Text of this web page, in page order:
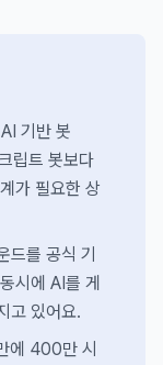
기반 봇
립트 봇보다
가 필요한 상
드를 공식 기
시에 AI를 게
고 있어요.
에 400만 시